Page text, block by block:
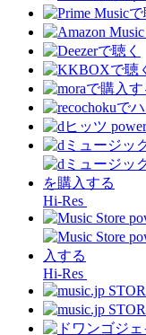
Hi-Res
Hi-Res